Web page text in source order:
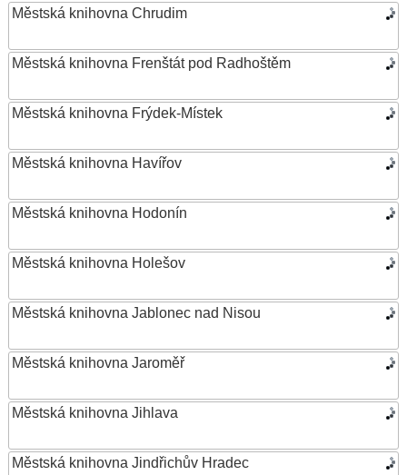
Městská knihovna Chrudim
Městská knihovna Frenštát pod Radhoštěm
Městská knihovna Frýdek-Místek
Městská knihovna Havířov
Městská knihovna Hodonín
Městská knihovna Holešov
Městská knihovna Jablonec nad Nisou
Městská knihovna Jaroměř
Městská knihovna Jihlava
Městská knihovna Jindřichův Hradec